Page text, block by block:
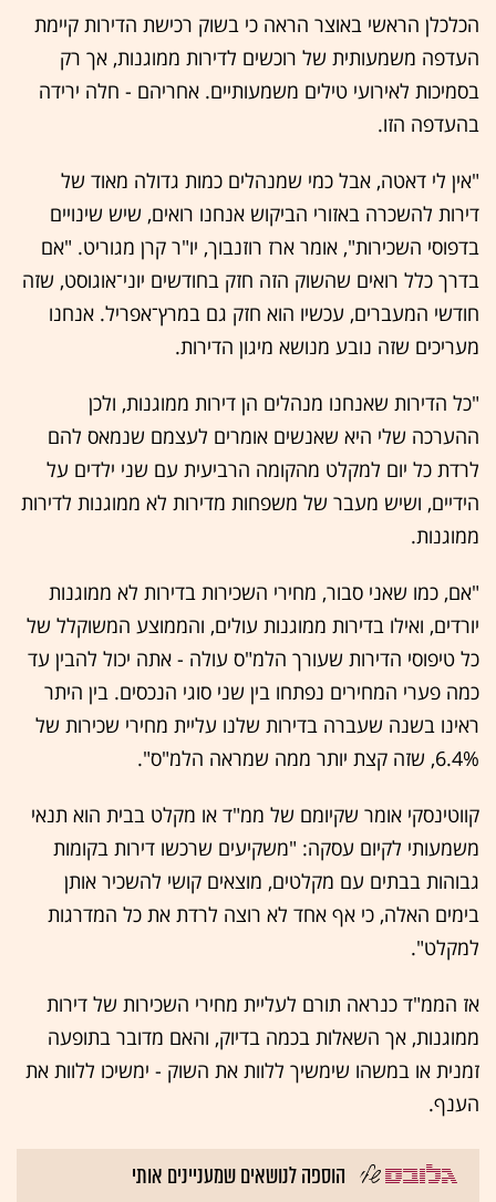
הכלכלן הראשי באוצר הראה כי בשוק רכישת הדירות קיימת
העדפה משמעותית של רוכשים לדירות ממוגנות, אך רק
בסמיכות לאירועי טילים משמעותיים. אחריהם - חלה ירידה
בהעדפה הזו.
"אין לי דאטה, אבל כמי שמנהלים כמות גדולה מאוד של
דירות להשכרה באזורי הביקוש אנחנו רואים, שיש שינויים
בדפוסי השכירות", אומר ארז רוזנבוך, יו"ר קרן מגוריט. "אם
בדרך כלל רואים שהשוק הזה חזק בחודשים יוני־אוגוסט, שזה
חודשי המעברים, עכשיו הוא חזק גם במרץ־אפריל. אנחנו
מעריכים שזה נובע מנושא מיגון הדירות.
"כל הדירות שאנחנו מנהלים הן דירות ממוגנות, ולכן
ההערכה שלי היא שאנשים אומרים לעצמם שנמאס להם
לרדת כל יום למקלט מהקומה הרביעית עם שני ילדים על
הידיים, ושיש מעבר של משפחות מדירות לא ממוגנות לדירות
ממוגנות.
"אם, כמו שאני סבור, מחירי השכירות בדירות לא ממוגנות
יורדים, ואילו בדירות ממוגנות עולים, והממוצע המשוקלל של
כל טיפוסי הדירות שעורך הלמ"ס עולה - אתה יכול להבין עד
כמה פערי המחירים נפתחו בין שני סוגי הנכסים. בין היתר
ראינו בשנה שעברה בדירות שלנו עליית מחירי שכירות של
6.4%, שזה קצת יותר ממה שמראה הלמ"ס".
קווטינסקי אומר שקיומם של ממ"ד או מקלט בבית הוא תנאי
משמעותי לקיום עסקה: "משקיעים שרכשו דירות בקומות
גבוהות בבתים עם מקלטים, מוצאים קושי להשכיר אותן
בימים האלה, כי אף אחד לא רוצה לרדת את כל המדרגות
למקלט".
אז הממ"ד כנראה תורם לעליית מחירי השכירות של דירות
ממוגנות, אך השאלות בכמה בדיוק, והאם מדובר בתופעה
זמנית או במשהו שימשיך ללוות את השוק - ימשיכו ללוות את
הענף.
הוספה לנושאים שמעניינים אותי